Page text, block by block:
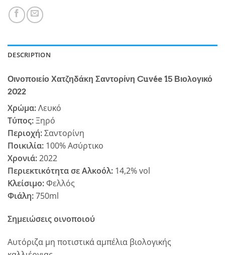
DESCRIPTION
Οινοποιείο Χατζηδάκη Σαντορίνη Cuvée 15 Βιολογικό
2022
Χρώμα:Λευκό
Τύπος:Ξηρό
Περιοχή:Σαντορίνη
Ποικιλία: 100% Ασύρτικο
Χρονιά:2022
Περιεκτικότητα σε Αλκοόλ: 14,2% vol
Κλείσιμο:Φελλός
Φιάλη:750ml
Σημειώσεις οινοποιού
Αυτόριζα μη ποτιστικά αμπέλια βιολογικής